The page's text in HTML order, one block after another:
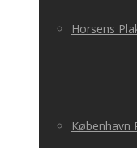
Horsens
København